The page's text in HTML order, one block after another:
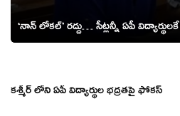
‘నాన్ లోకల్’ రద్దు… సీట్లన్నీ ఏపీ విద్యార్థులకే
కశ్మీర్ లోని ఏపీ విద్యార్థుల భద్రతపై ఫోకస్